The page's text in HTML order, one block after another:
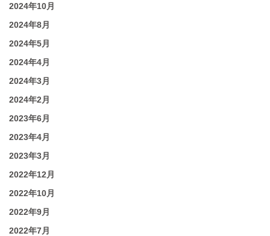
2024年10月
2024年8月
2024年5月
2024年4月
2024年3月
2024年2月
2023年6月
2023年4月
2023年3月
2022年12月
2022年10月
2022年9月
2022年7月